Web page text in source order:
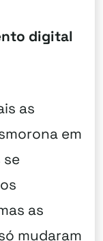
digital
as
em
se
as
mudaram